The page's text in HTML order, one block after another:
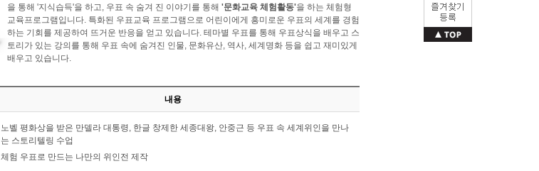
을 통해 '지식습득'을 하고, 우표 속 숨겨 진 이야기를 통해 '문화교육 체험활동'을 하는 체험형
교육프로그램입니다. 특화된 우표교육 프로그램으로 어린이에게 흥미로운 우표의 세계를 경험
하는 기회를 제공하여 뜨거운 반응을 얻고 있습니다. 테마별 우표를 통해 우표상식을 배우고 스
토리가 있는 강의를 통해 우표 속에 숨겨진 인물, 문화유산, 역사, 세계명화 등을 쉽고 재미있게
배우고 있습니다.
내용
노벨 평화상을 받은 만델라 대통령, 한글 창제한 세종대왕, 안중근 등 우표 속 세계위인을 만나
는 스토리텔링 수업
체험 우표로 만드는 나만의 위인전 제작